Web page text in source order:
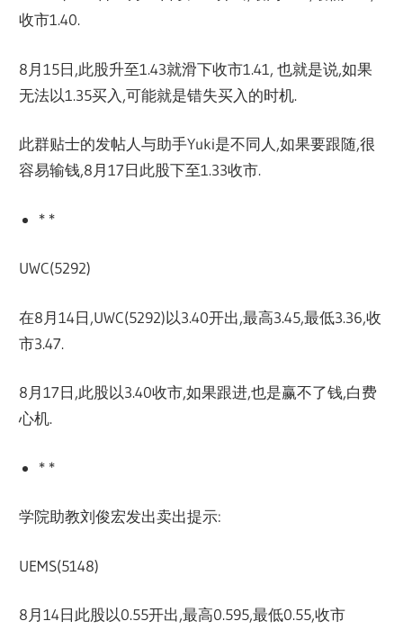
收市1.40.
8月15日,此股升至1.43就滑下收市1.41, 也就是说,如果
无法以1.35买入,可能就是错失买入的时机.
此群贴士的发帖人与助手Yuki是不同人,如果要跟随,很
容易输钱,8月17日此股下至1.33收市.
* *
UWC(5292)
在8月14日,UWC(5292)以3.40开出,最高3.45,最低3.36,收
市3.47.
8月17日,此股以3.40收市,如果跟进,也是赢不了钱,白费
心机.
* *
学院助教刘俊宏发出卖出提示:
UEMS(5148)
8月14日此股以0.55开出,最高0.595,最低0.55,收市